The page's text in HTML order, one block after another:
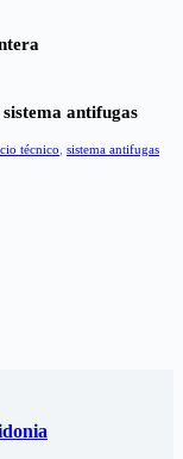
antifugas
técnico sistema antifugas